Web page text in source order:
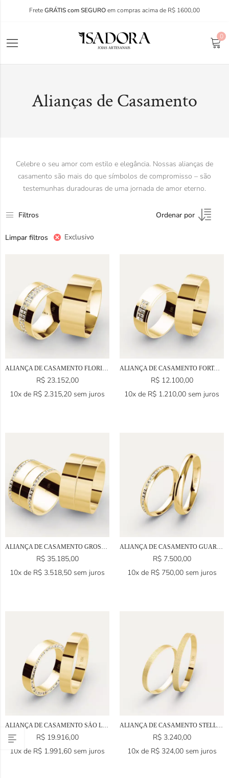
FreteGRÁTIS com SEGUROem compras acima de R$ 1600,00
0
Alianças de Casamento
Celebre o seu amor com estilo e elegância. Nossas alianças de
casamento são mais do que símbolos de compromisso – são
testemunhas duradouras de uma jornada de amor eterno.
Filtros Ordenar por
Limpar filtros Exclusivo
ALIANÇA DE CASAMENTO FLORIANÓPOLIS EM OURO 18K
R$23.152,00
10x de R$ 2.315,20 sem juros
ALIANÇA DE CASAMENTO FORTALEZA EM OURO 18K
R$12.100,00
10x de R$ 1.210,00 sem juros
ALIANÇA DE CASAMENTO GROSSA EM OURO 18K
R$35.185,00
10x de R$ 3.518,50 sem juros
ALIANÇA DE CASAMENTO GUARULHOS EM OURO 18K
R$7.500,00
10x de R$750,00 sem juros
ALIANÇA DE CASAMENTO SÃO LUÍS EM OURO 18K
R$19.916,00
10x de R$ 1.991,60 sem juros
ALIANÇA DE CASAMENTO STELLA EM OURO 18K
R$3.240,00
10x de R$324,00 sem juros